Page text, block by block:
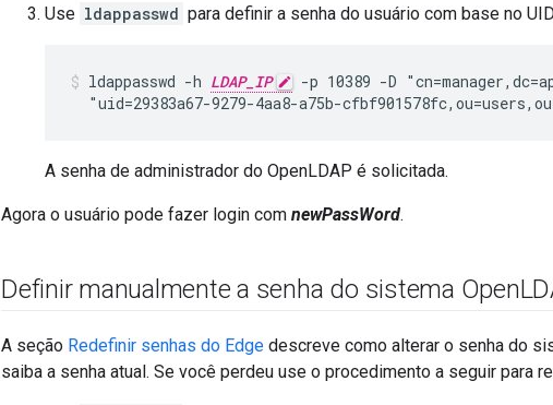
Use ldappasswd para definir a senha do usuário com base no
ldappasswd -h LDAP_IP -p 10389 -D
"uid=29383a67-9279-4aa8-a75b-
A senha de administrador do OpenLDAP é solicitada.
Agora o usuário pode fazer login com newPassWord.
Definir manualmente a senha do sistema Open
A seção Redefinir senhas do Edge descreve como alterar o senha do
saiba a senha atual. Se você perdeu use o procedimento a seguir para